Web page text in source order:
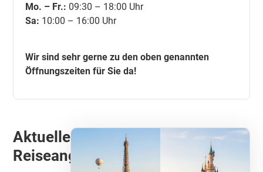
Mo. – Fr.: 09:30 – 18:00 Uhr
Sa: 10:00 – 16:00 Uhr
Wir sind sehr gerne zu den oben genannten
Öffnungszeiten für Sie da!
Aktuelle
Reiseangebote